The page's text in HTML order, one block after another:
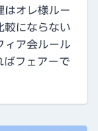
はオレ様ルー
較にならない
ィア会ルール
ばフェアーで